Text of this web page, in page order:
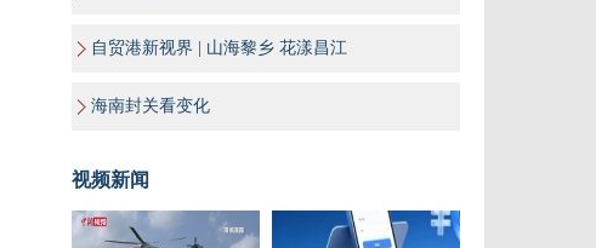
自贸港新视界 | 山海黎乡 花漾昌江
海南封关看变化
视频新闻